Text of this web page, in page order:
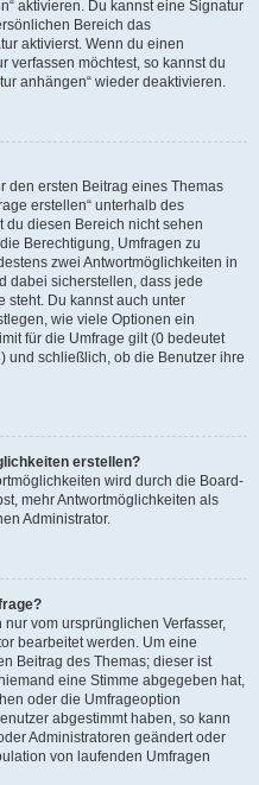
aktivieren. Du kannst eine Signatur
Bereich das
aktivierst. Wenn du einen
verfassen möchtest, so kannst du
anhängen“ wieder deaktivieren.
den ersten Beitrag eines Themas
erstellen“ unterhalb des
du diesen Bereich nicht sehen
Berechtigung, Umfragen zu
zwei Antwortmöglichkeiten in
dabei sicherstellen, dass jede
steht. Du kannst auch unter
wie viele Optionen ein
für die Umfrage gilt (0 bedeutet
und schließlich, ob die Benutzer ihre
erstellen?
wird durch die Board-
mehr Antwortmöglichkeiten als
Administrator.
vom ursprünglichen Verfasser,
bearbeitet werden. Um eine
Beitrag des Themas; dieser ist
eine Stimme abgegeben hat,
oder die Umfrageoption
abgestimmt haben, so kann
Administratoren geändert oder
von laufenden Umfragen